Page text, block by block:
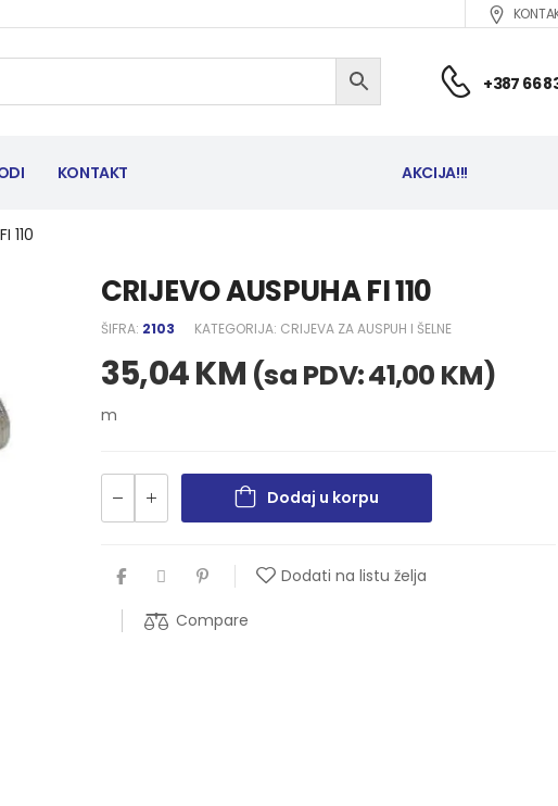
+387 66
KONTAKT AKCIJA!!!
110
CRIJEVO AUSPUHA FI 110
ŠIFRA: 2103 KATEGORIJA: CRIJEVA ZA AUSPUH I ŠELNE
35,04KM (sa PDV:41,00 KM)
m
Dodaj u korpu
Dodati na listu želja
Compare